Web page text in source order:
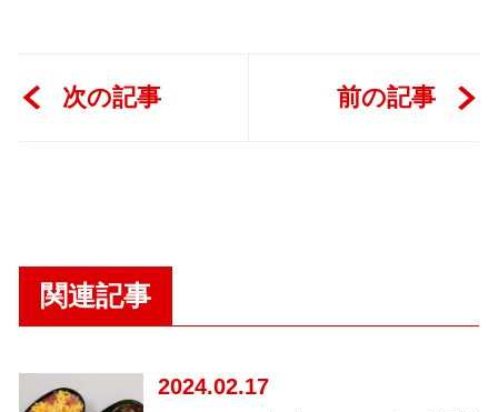
次の記事 前の記事
関連記事
2024 02.17